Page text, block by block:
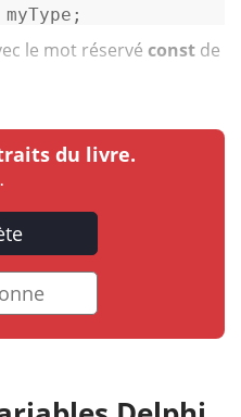
le mot réservé const de
du livre.